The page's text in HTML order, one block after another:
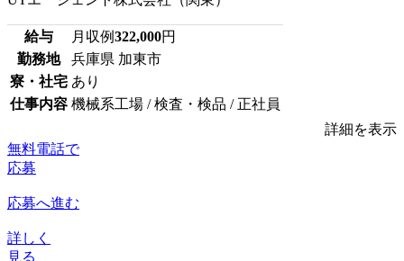
給与 月収例322,000円
勤務地
兵庫県 加東市
寮・社宅 あり
仕事内容 機械系工場 / 検査・検品 / 正社員
詳細を表示
無料電話で
応募
応募へ進む
詳しく
見る